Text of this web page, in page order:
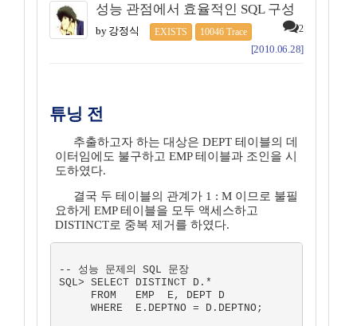
성능 관점에서 효율적인 SQL 구성
2
by 강정식 EXISTS 10046 Trace
[2010.06.28]
튜닝 전
추출하고자 하는 대상은 DEPT 테이블의 데
이터임에도 불구하고 EMP 테이블과 조인을 시
도하였다.
결국 두 테이블의 관계가 1 : M 이므로 불필
요하게 EMP 테이블을 모두 액세스하고
DISTINCT로 중복 제거를 하였다.
-- 성능 문제의 SQL 문장
SQL> SELECT DISTINCT D.*
     FROM   EMP  E, DEPT D
     WHERE  E.DEPTNO = D.DEPTNO;